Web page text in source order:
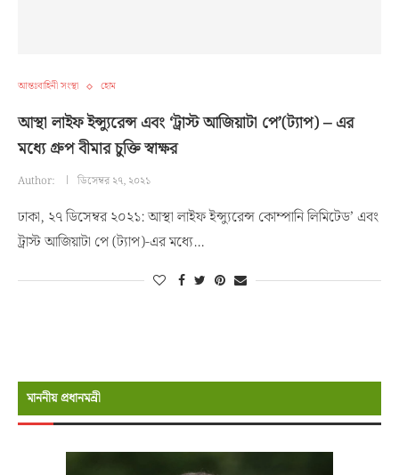
আন্তঃবাহিনী সংস্থা হোম
আস্থা লাইফ ইন্স্যুরেন্স এবং ‘ট্রাস্ট আজিয়াটা পে’(ট্যাপ) – এর
মধ্যে গ্রুপ বীমার চুক্তি স্বাক্ষর
Author: ডিসেম্বর ২৭, ২০২১
ঢাকা, ২৭ ডিসেম্বর ২০২১: আস্থা লাইফ ইন্স্যুরেন্স কোম্পানি লিমিটেড’ এবং
ট্রাস্ট আজিয়াটা পে (ট্যাপ)-এর মধ্যে…
মাননীয় প্রধানমন্রী